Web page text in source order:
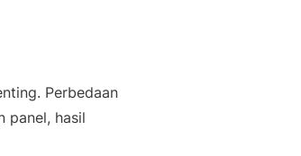
Perbedaan
panel, hasil